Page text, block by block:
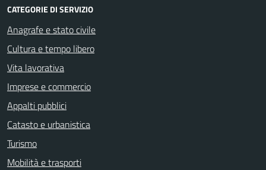
CATEGORIE DI SERVIZIO
Anagrafe e stato civile
Cultura e tempo libero
Vita lavorativa
Imprese e commercio
Appalti pubblici
Catasto e urbanistica
Turismo
Mobilità e trasporti